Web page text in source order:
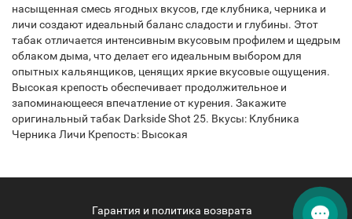
насыщенная смесь ягодных вкусов, где клубника, черника и
личи создают идеальный баланс сладости и глубины. Этот
табак отличается интенсивным вкусовым профилем и щедрым
облаком дыма, что делает его идеальным выбором для
опытных кальянщиков, ценящих яркие вкусовые ощущения.
Высокая крепость обеспечивает продолжительное и
запоминающееся впечатление от курения. Закажите
оригинальный табак Darkside Shot 25. Вкусы: Клубника
Черника Личи Крепость: Высокая
Гарантия и политика возврата